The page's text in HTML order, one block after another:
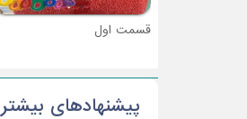
قسمت اول
پیشنهادهای بیشتر